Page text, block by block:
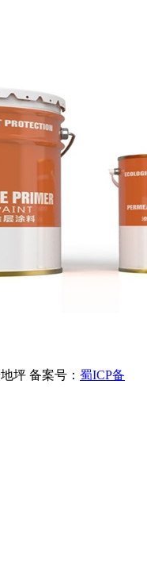
坪 备案号： 蜀ICP备